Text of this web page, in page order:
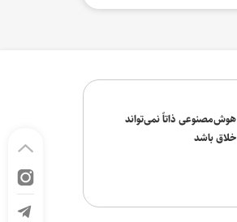
هوش‌مصنوعی ذاتاً نمی‌تواند
خلاق باشد